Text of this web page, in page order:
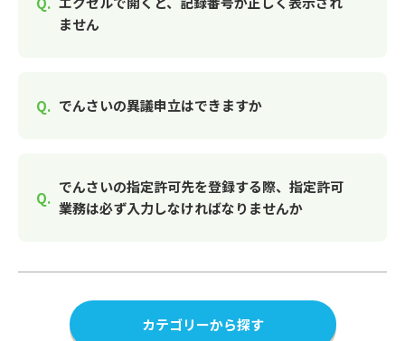
ません
でんさいの異議申立はできますか
でんさいの指定許可先を登録する際、指定許可
業務は必ず入力しなければなりませんか
カテゴリーから探す